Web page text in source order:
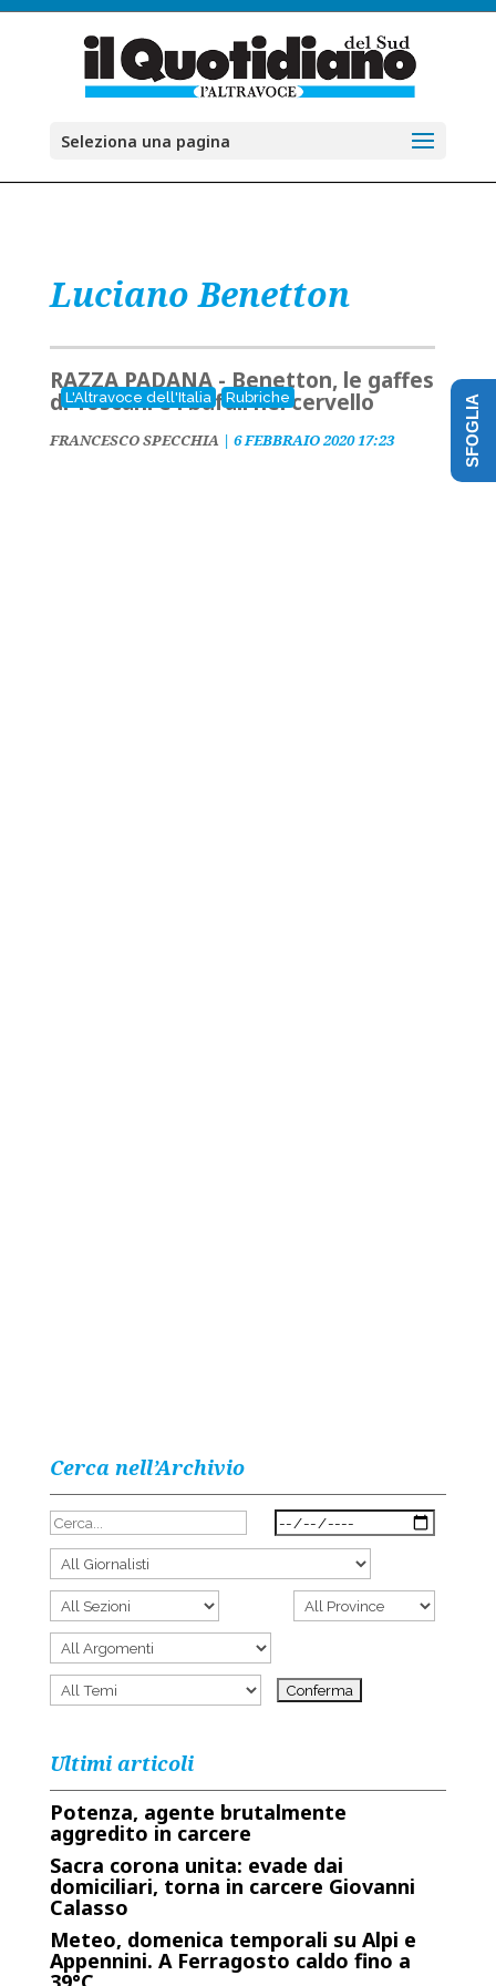
Seleziona una pagina
Luciano Benetton
L'Altravoce dell'Italia Rubriche
RAZZA PADANA - Benetton, le gaffes
di Toscani e i bufali nel cervello
FRANCESCO SPECCHIA| 6 FEBBRAIO 2020 17:23
Cerca nell’Archivio
Ultimi articoli
Potenza, agente brutalmente
aggredito in carcere
Sacra corona unita: evade dai
domiciliari, torna in carcere Giovanni
Calasso
Meteo, domenica temporali su Alpi e
Appennini. A Ferragosto caldo fino a
SFOGLIA